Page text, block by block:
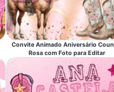
Convite Animado Aniversário
Rosa com Foto para Editar